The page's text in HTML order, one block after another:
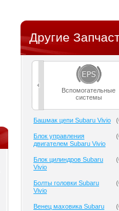
Другие
Вспомогательные
системы
Башмак цепи Subaru Vivio (
Блок управления
двигателем Subaru Vivio
(
Блок цилиндров Subaru
Vivio
(
Болты головки Subaru
Vivio
(
Венец маховика Subaru
(